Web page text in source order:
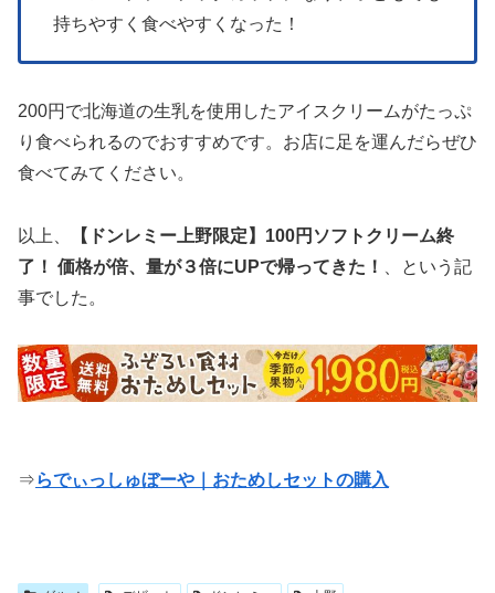
持ちやすく食べやすくなった！
200円で北海道の生乳を使用したアイスクリームがたっぷ
り食べられるのでおすすめです。お店に足を運んだらぜひ
食べてみてください。
以上、
【ドンレミー上野限定】100円ソフトクリーム終
了！ 価格が倍、量が３倍にUPで帰ってきた！
、という記
事でした。
⇒らでぃっしゅぼーや｜おためしセットの購入